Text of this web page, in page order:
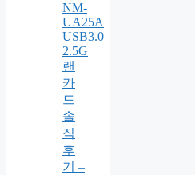
NM-
UA25A
USB3.0
2.5G
랜
카
드
솔
직
후
기 –